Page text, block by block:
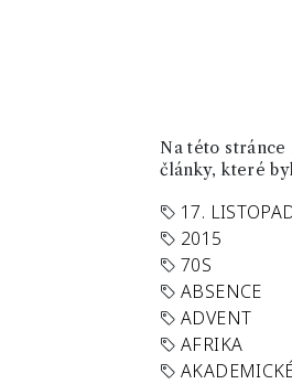
Na této stránce
články, které
17.
2015
70S
ABSENCE
ADVENT
AFRIKA